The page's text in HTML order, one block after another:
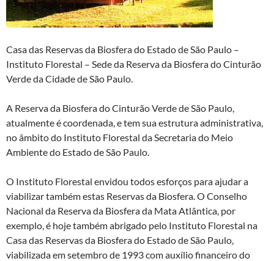
Casa das Reservas da Biosfera do Estado de São Paulo –
Instituto Florestal – Sede da Reserva da Biosfera do Cinturão
Verde da Cidade de São Paulo.
A Reserva da Biosfera do Cinturão Verde de São Paulo,
atualmente é coordenada, e tem sua estrutura administrativa,
no âmbito do Instituto Florestal da Secretaria do Meio
Ambiente do Estado de São Paulo.
O Instituto Florestal envidou todos esforços para ajudar a
viabilizar também estas Reservas da Biosfera. O Conselho
Nacional da Reserva da Biosfera da Mata Atlântica, por
exemplo, é hoje também abrigado pelo Instituto Florestal na
Casa das Reservas da Biosfera do Estado de São Paulo,
viabilizada em setembro de 1993 com auxílio financeiro do